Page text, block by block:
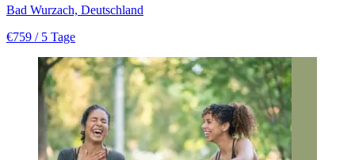
Bad Wurzach, Deutschland
€759 / 5 Tage